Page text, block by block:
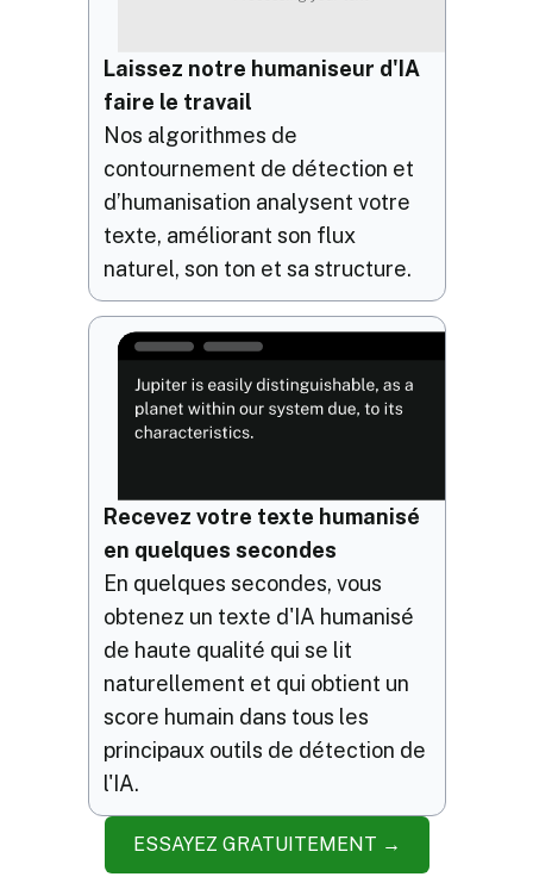
Laissez notre humaniseur d'IA
faire le travail
Nos algorithmes de
contournement de détection et
d’humanisation analysent votre
texte, améliorant son flux
naturel, son ton et sa structure.
Recevez votre texte humanisé
en quelques secondes
En quelques secondes, vous
obtenez un texte d'IA humanisé
de haute qualité qui se lit
naturellement et qui obtient un
score humain dans tous les
principaux outils de détection de
l'IA.
ESSAYEZ GRATUITEMENT →